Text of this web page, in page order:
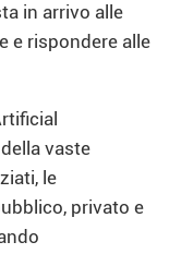
in arrivo alle
e rispondere alle
vaste
le
privato e